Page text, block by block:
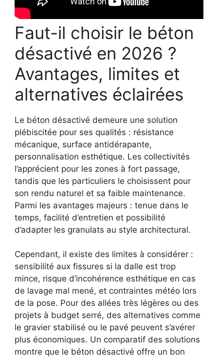
Faut-il choisir le béton
désactivé en 2026 ?
Avantages, limites et
alternatives éclairées
Le béton désactivé demeure une solution
plébiscitée pour ses qualités : résistance
mécanique, surface antidérapante,
personnalisation esthétique. Les collectivités
l’apprécient pour les zones à fort passage,
tandis que les particuliers le choisissent pour
son rendu naturel et sa faible maintenance.
Parmi les avantages majeurs : tenue dans le
temps, facilité d’entretien et possibilité
d’adapter les granulats au style architectural.
Cependant, il existe des limites à considérer :
sensibilité aux fissures si la dalle est trop
mince, risque d’incohérence esthétique en cas
de lavage mal mené, et contraintes météo lors
de la pose. Pour des allées très légères ou des
projets à budget serré, des alternatives comme
le gravier stabilisé ou le pavé peuvent s’avérer
plus économiques. Un comparatif des solutions
montre que le béton désactivé offre un bon